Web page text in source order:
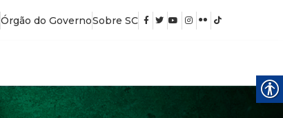
Órgão do GovernoSobre SC